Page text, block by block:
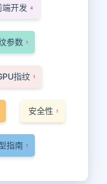
端开发 4
参数 1
指纹 1
安全性 1
指南 1